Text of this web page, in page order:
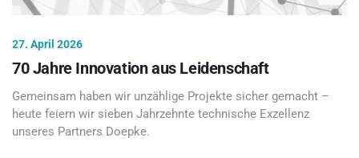
27. April 2026
70 Jahre Innovation aus Leidenschaft
Gemeinsam haben wir unzählige Projekte sicher gemacht –
heute feiern wir sieben Jahrzehnte technische Exzellenz
unseres Partners Doepke.